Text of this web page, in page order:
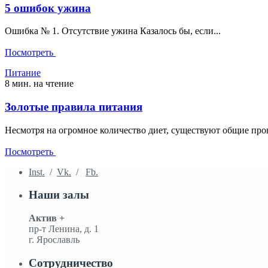
5 ошибок ужина
Ошибка № 1. Отсутствие ужина Казалось бы, если...
Посмотреть
Питание
8 мин. на чтение
Золотые правила питания
Несмотря на огромное количество диет, существуют общие
Посмотреть
Inst. / Vk. / Fb.
Наши залы
Актив +
пр-т Ленина, д. 1
г. Ярославль
Сотрудничество